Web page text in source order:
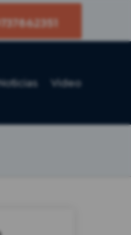
Video